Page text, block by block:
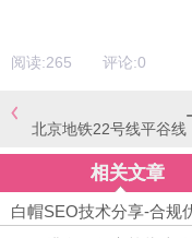
阅读:265 评论:0
北京地铁22号线平谷线
相关文章
白帽SEO技术分享-合规